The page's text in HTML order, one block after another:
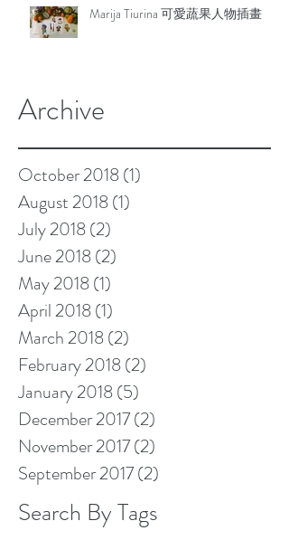
Marija Tiurina 可愛蔬果人物插畫
Archive
October 2018(1)
August 2018(1)
July 2018(2)
June 2018(2)
May 2018(1)
April 2018(1)
March 2018(2)
February 2018(2)
January 2018(5)
December 2017(2)
November 2017(2)
September 2017(2)
Search By Tags